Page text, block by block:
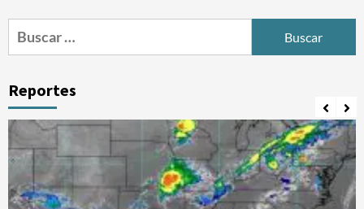
Buscar:
Reportes